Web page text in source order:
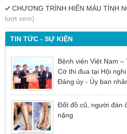
TIN TỨC - SỰ KIỆN
Bệnh viện Việt Nam
Cờ thi đua tại Hội
Đảng ủy - Ủy ban
Đốt đồ cũ, người đàn
nặng
CHƯƠNG TRÌNH HIẾN MÁU TÌNH
lượt xem)